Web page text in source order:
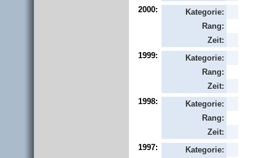
2000:
Kategorie:
Rang:
Zeit:
1999:
Kategorie:
Rang:
Zeit:
1998:
Kategorie:
Rang:
Zeit:
1997:
Kategorie: